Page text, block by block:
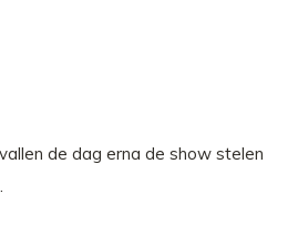
de dag erna de show stelen